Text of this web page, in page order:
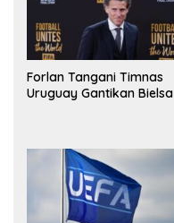
Forlan Tangani Timnas
Uruguay Gantikan Bielsa